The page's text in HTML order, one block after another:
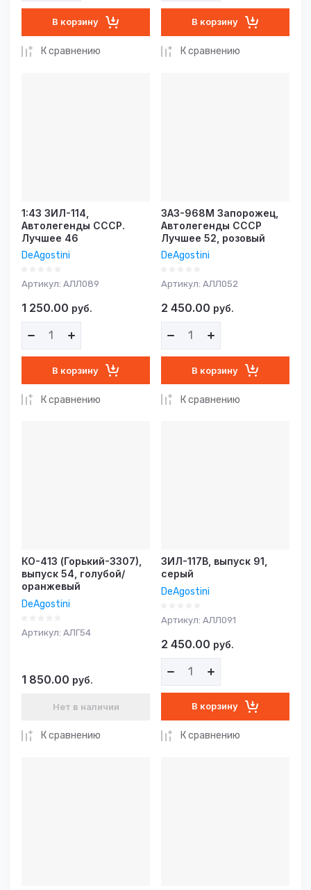
В корзину
К сравнению
В корзину
К сравнению
1:43 ЗИЛ-114,
Автолегенды СССР.
Лучшее 46
DeAgostini
Артикул: АЛЛ089
1 250.00 руб.
В корзину
К сравнению
ЗАЗ-968М Запорожец,
Автолегенды СССР
Лучшее 52, розовый
DeAgostini
Артикул: АЛЛ052
2 450.00 руб.
В корзину
К сравнению
КО-413 (Горький-3307),
выпуск 54, голубой/
оранжевый
DeAgostini
Артикул: АЛГ54
1 850.00 руб.
Нет в наличии
К сравнению
ЗИЛ-117В, выпуск 91,
серый
DeAgostini
Артикул: АЛЛ091
2 450.00 руб.
В корзину
К сравнению